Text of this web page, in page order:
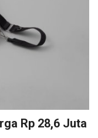
Rp 28,6 Juta